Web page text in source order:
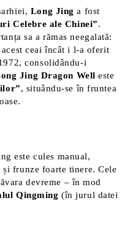
Long Jing a fost
Celebre ale Chinei”.
sa a rămas neegalată:
ceai încât i l-a oferit
consolidându-i
Jing Dragon Well este
, situându-se în fruntea
este cules manual,
frunze foarte tinere. Cele
devreme – în mod
Qingming (în jurul datei